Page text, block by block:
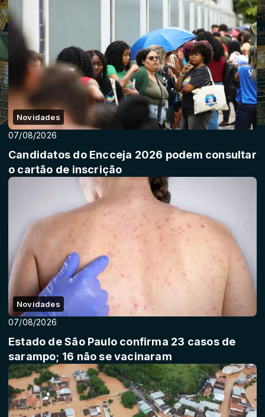
Novidades
07/08/2026
Candidatos do Encceja 2026 podem consultar
o cartão de inscrição
Novidades
07/08/2026
Estado de São Paulo confirma 23 casos de
sarampo; 16 não se vacinaram